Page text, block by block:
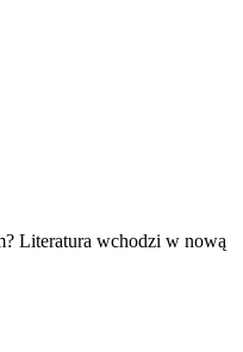
Literatura wchodzi w nową